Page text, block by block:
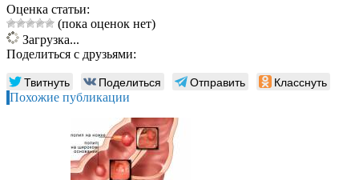
Оценка статьи:
(пока оценок нет)
Загрузка...
Поделиться с друзьями:
Твитнуть Поделиться Отправить Класснуть
Похожие публикации